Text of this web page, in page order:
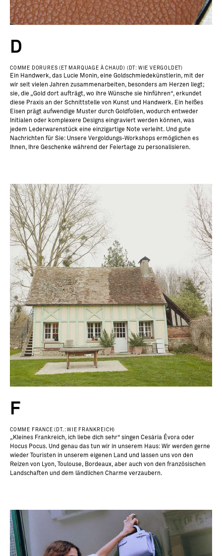
D
COMME DORURES (ET MARQUAGE À CHAUD) (DT: WIE VERGOLDET)
Ein Handwerk, das Lucie Monin, eine Goldschmiedekünstlerin, mit der
wir seit vielen Jahren zusammenarbeiten, besonders am Herzen liegt;
sie, die „Gold dort aufträgt, wo ihre Wünsche sie hinführen“, erkundet
diese Praxis an der Schnittstelle von Kunst und Handwerk. Ein heißes
Eisen prägt aufwendige Muster durch Goldfolien, wodurch entweder
Initialen oder komplexere Designs eingraviert werden können, was
jedem Lederwarenstück eine einzigartige Note verleiht. Und gute
Nachrichten für Sie: Unsere Vergoldungs-Workshops ermöglichen es
Ihnen, Ihre Geschenke während der Feiertage zu personalisieren.
F
COMME FRANCE (DT.: WIE FRANKREICH)
„Kleines Frankreich, ich liebe dich sehr“ singen Cesária Évora oder
Hocus Pocus. Und genau das tun wir in unserem Haus: Wir werden gerne
wieder Touristen in unserem eigenen Land und lassen uns von den
Reizen von Lyon, Toulouse, Bordeaux, aber auch von den französischen
Landschaften und dem ländlichen Charme verzaubern.